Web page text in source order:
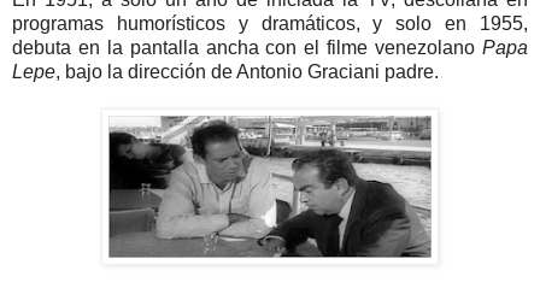
programas humorísticos y dramáticos, y solo en 1955,
debuta en la pantalla ancha con el filme venezolano Papa
Lepe, bajo la dirección de Antonio Graciani padre.